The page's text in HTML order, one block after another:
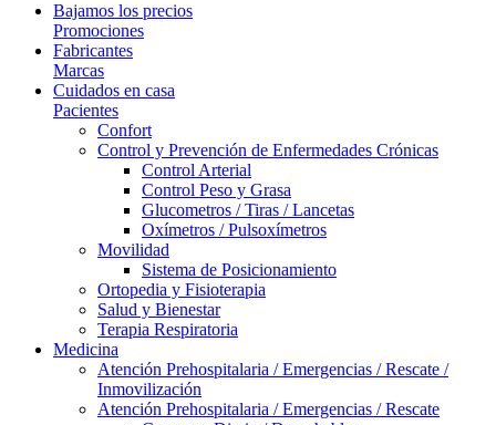
Bajamos los precios
Promociones
Fabricantes
Marcas
Cuidados en casa
Pacientes
Confort
Control y Prevención de Enfermedades Crónicas
Control Arterial
Control Peso y Grasa
Glucometros / Tiras / Lancetas
Oxímetros / Pulsoxímetros
Movilidad
Sistema de Posicionamiento
Ortopedia y Fisioterapia
Salud y Bienestar
Terapia Respiratoria
Medicina
Atención Prehospitalaria / Emergencias / Rescate /
Inmovilización
Atención Prehospitalaria / Emergencias / Rescate